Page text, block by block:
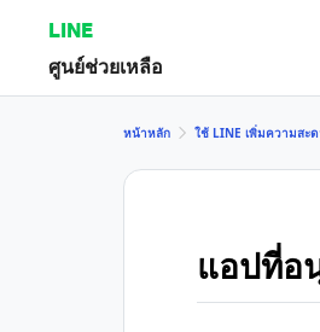
LINE
ศูนย์ช่วยเหลือ
หน้าหลัก ใช้ LINE เพิ่มความสะ
แอปที่อ